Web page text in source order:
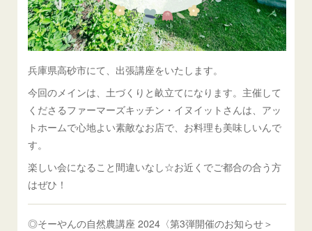
兵庫県高砂市にて、出張講座をいたします。
今回のメインは、土づくりと畝立てになります。主催して
くださるファーマーズキッチン・イヌイットさんは、アッ
トホームで心地よい素敵なお店で、お料理も美味しいんで
す。
楽しい会になること間違いなし☆お近くでご都合の合う方
はぜひ！
◎そーやんの自然農講座 2024〈第3弾開催のお知らせ＞